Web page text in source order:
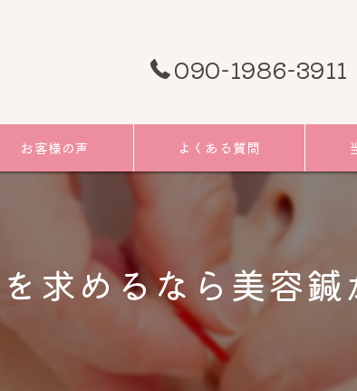
090-1986-3911
お客様の声 よくある質問
小顔
ツボ
求めるなら美容鍼